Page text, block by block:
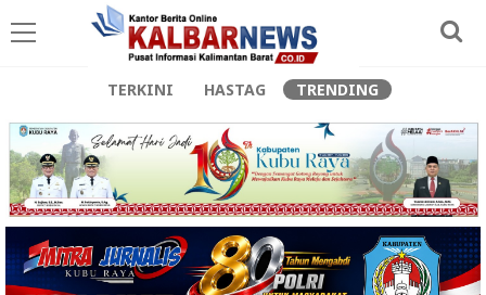
TERKINI HASTAG TRENDING